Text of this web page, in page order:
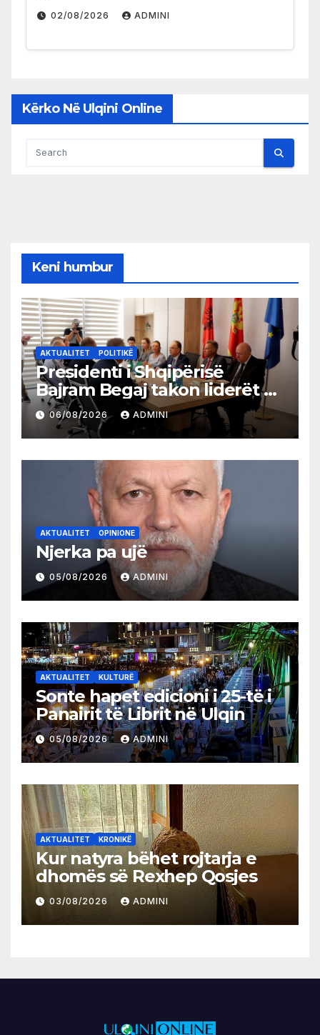
02/08/2026 ADMINI
Kërko Në Ulqini Online
Keni humbur
AKTUALITET POLITIKË
Presidenti i Shqipërisë
Bajram Begaj takon liderët e
partive shqiptare në Ulqin
06/08/2026 ADMINI
AKTUALITET OPINIONE
Njerka pa ujë
05/08/2026 ADMINI
AKTUALITET KULTURË
Sonte hapet edicioni i 25-të i
Panairit të Librit në Ulqin
05/08/2026 ADMINI
AKTUALITET KRONIKË
Kur natyra bëhet rojtarja e
dhomës së Rexhep Qosjes
03/08/2026 ADMINI